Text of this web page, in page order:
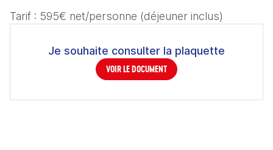
Tarif : 595€ net/personne (déjeuner inclus)
Je souhaite consulter la plaquette
VOIR LE DOCUMENT